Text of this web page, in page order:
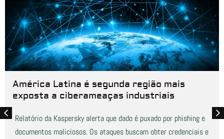
América Latina é segunda região mais
exposta a ciberameaças industriais
Relatório da Kaspersky alerta que dado é puxado por phishing e
documentos maliciosos. Os ataques buscam obter credenciais e